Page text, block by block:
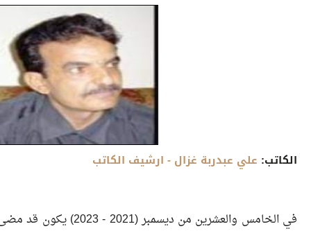
الكاتب: علي عبدربة غزال - ارشيف الكاتب
في الخامس والعشرين من